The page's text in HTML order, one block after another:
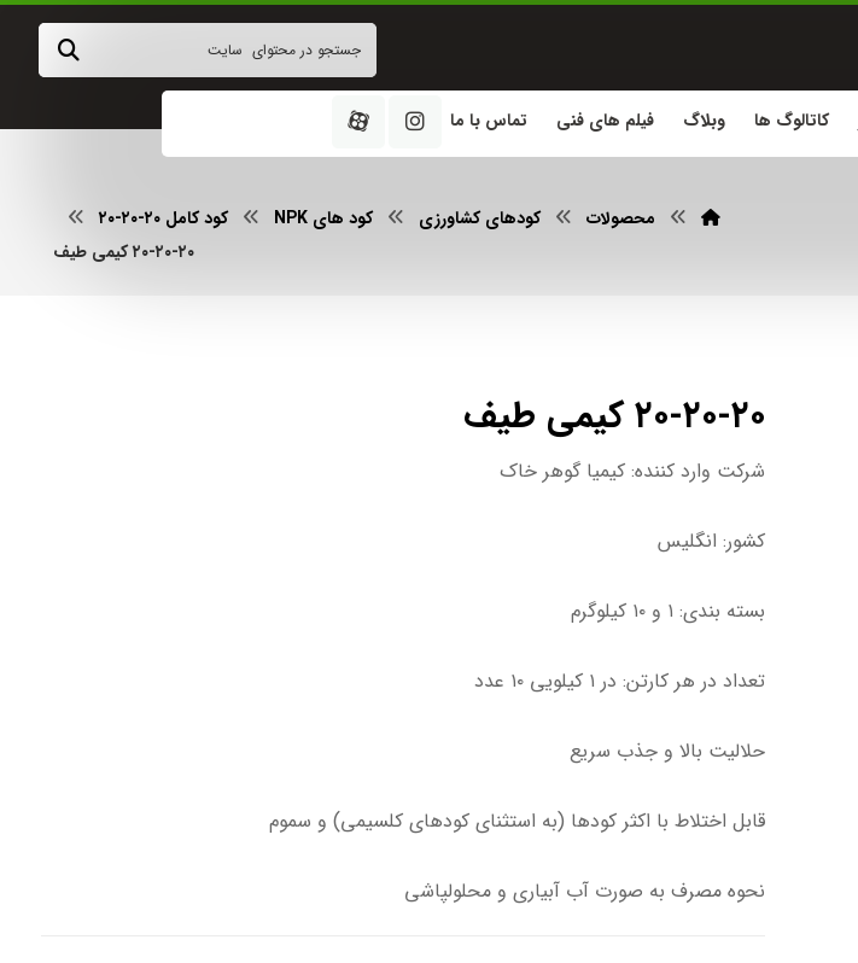
کاتالوگ ها وبلاگ فیلم های فنی تماس با ما
محصولات کودهای کشاورزی کود های NPK
کود کامل ۲۰-۲۰-۲۰
۲۰-۲۰-۲۰ کیمی طیف
۲۰-۲۰-۲۰ کیمی طیف
شرکت وارد کننده: کیمیا گوهر خاک
کشور: انگلیس
بسته بندی: ۱ و ۱۰ کیلوگرم
تعداد در هر کارتن: در ۱ کیلویی ۱۰ عدد
حلالیت بالا و جذب سریع
قابل اختلاط با اکثر کودها (به استثنای کودهای کلسیمی) و سموم
نحوه مصرف به صورت آب آبیاری و محلولپاشی